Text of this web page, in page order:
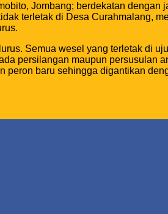
Jombang; berdekatan dengan
terletak di Desa Curahmalang,
Semua wesel yang terletak di
persilangan maupun persusulan
baru sehingga digantikan